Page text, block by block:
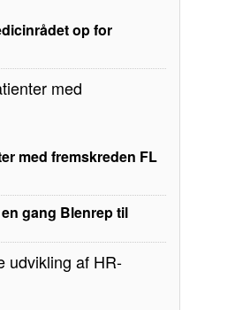
op for
med fremskreden FL
gang Blenrep til